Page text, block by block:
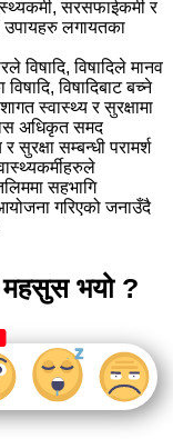
सरसफाईकर्मी र
लगायतका
विषादि, विषादिले मानव
विषादिबाट बच्ने
स्वास्थ्य र सुरक्षामा
अधिकृत समद
सुरक्षा सम्बन्धी परामर्श
सहभागि
गरिएको जनाउँदै
महसुस भयो ?